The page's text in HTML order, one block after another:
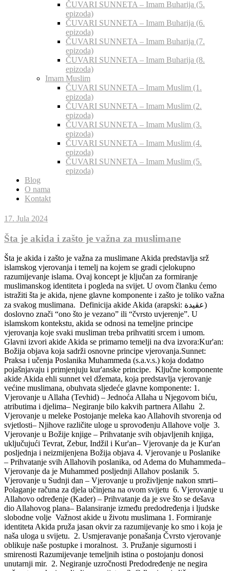
ČUVARI SUNNETA – Imam Buharija (5.
epizoda)
ČUVARI SUNNETA – Imam Buharija (6.
epizoda)
ČUVARI SUNNETA – Imam Buharija (7.
epizoda)
ČUVARI SUNNETA – Imam Buharija (8.
epizoda)
Imam Muslim
ČUVARI SUNNETA – Imam Muslim (1.
epizoda)
ČUVARI SUNNETA – Imam Muslim (2.
epizoda)
ČUVARI SUNNETA – Imam Muslim (3.
epizoda)
ČUVARI SUNNETA – Imam Muslim (4.
epizoda)
ČUVARI SUNNETA – Imam Muslim (5.
epizoda)
Blog
O nama
Kontakt
17. Jula 2024
Šta je akida i zašto je važna za muslimane
Šta je akida i zašto je važna za muslimane Akida predstavlja srž
islamskog vjerovanja i temelj na kojem se gradi cjelokupno
razumijevanje islama. Ovaj koncept je ključan za formiranje
muslimanskog identiteta i pogleda na svijet. U ovom članku ćemo
istražiti šta je akida, njene glavne komponente i zašto je toliko važna
za svakog muslimana. Definicija akide Akida (arapski: عقيدة)
doslovno znači “ono što je vezano” ili “čvrsto uvjerenje”. U
islamskom kontekstu, akida se odnosi na temeljne principe
vjerovanja koje svaki musliman treba prihvatiti srcem i umom.
Glavni izvori akide Akida se primarno temelji na dva izvora:Kur'an:
Božija objava koja sadrži osnovne principe vjerovanja.Sunnet:
Praksa i učenja Poslanika Muhammeda (s.a.v.s.) koja dodatno
pojašnjavaju i primjenjuju kur'anske principe. Ključne komponente
akide Akida ehli sunnet vel džemata, koja predstavlja vjerovanje
većine muslimana, obuhvata sljedeće glavne komponente: 1.
Vjerovanje u Allaha (Tevhid) – Jednoća Allaha u Njegovom biću,
atributima i djelima– Negiranje bilo kakvih partnera Allahu 2.
Vjerovanje u meleke Postojanje meleka kao Allahovih stvorenja od
svjetlosti– Njihove različite uloge u sprovođenju Allahove volje 3.
Vjerovanje u Božije knjige – Prihvatanje svih objavljenih knjiga,
uključujući Tevrat, Zebur, Indžil i Kur'an– Vjerovanje da je Kur'an
posljednja i neizmijenjena Božija objava 4. Vjerovanje u Poslanike
– Prihvatanje svih Allahovih poslanika, od Adema do Muhammeda–
Vjerovanje da je Muhammed posljednji Allahov poslanik 5.
Vjerovanje u Sudnji dan – Vjerovanje u proživljenje nakon smrti–
Polaganje računa za djela učinjena na ovom svijetu 6. Vjerovanje u
Allahovo određenje (Kader) – Prihvatanje da je sve što se dešava
dio Allahovog plana– Balansiranje između predodređenja i ljudske
slobodne volje Važnost akide u životu muslimana 1. Formiranje
identiteta Akida pruža jasan okvir za razumijevanje ko smo i koja je
naša uloga u svijetu. 2. Usmjeravanje ponašanja Čvrsto vjerovanje
oblikuje naše postupke i moralnost. 3. Pružanje sigurnosti i
smirenosti Razumijevanje temeljnih istina o postojanju donosi
unutarnji mir. 2. Negiranje uzročnosti Predodređenje ne negira